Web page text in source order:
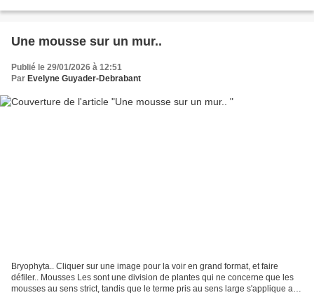
Une mousse sur un mur..
Publié le 29/01/2026 à 12:51
Par Evelyne Guyader-Debrabant
Bryophyta.. Cliquer sur une image pour la voir en grand format, et faire
défiler.. Mousses Les sont une division de plantes qui ne concerne que les
mousses au sens strict, tandis que le terme pris au sens large s'applique aux